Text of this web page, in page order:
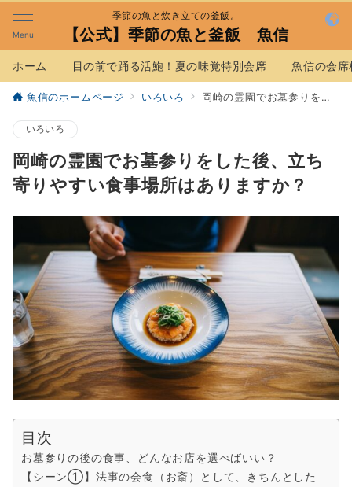
Menu
季節の魚と炊き立ての釜飯。
【公式】季節の魚と釜飯 魚信
ホーム 目の前で踊る活鮑！夏の味覚特別会席 魚信の会席
魚信のホームページ いろいろ 岡崎の霊園でお墓参りをした後、立ち寄りやすい食事場所はありますか？
いろいろ
岡崎の霊園でお墓参りをした後、立ち
寄りやすい食事場所はありますか？
目次
お墓参りの後の食事、どんなお店を選べばいい？
【シーン①】法事の会食（お斎）として、きちんとした